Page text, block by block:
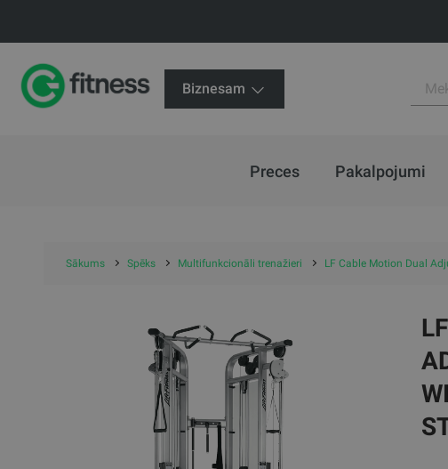
Biznesam
Preces Pakalpojumi
Sākums Spēks Multifunkcionāli trenažieri LF Cable Motion Dual